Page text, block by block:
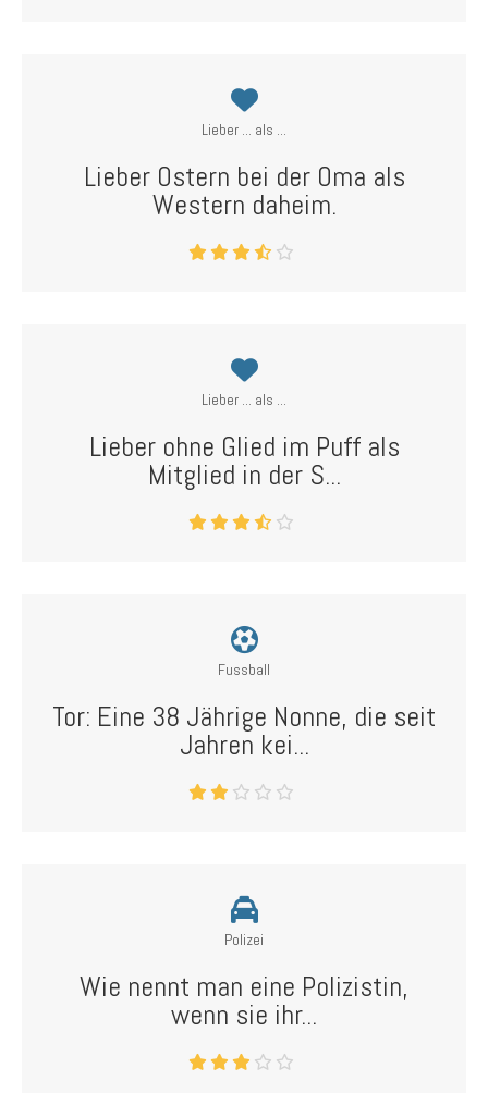
Lieber ... als ...
Lieber Ostern bei der Oma als
Western daheim.
Lieber ... als ...
Lieber ohne Glied im Puff als
Mitglied in der S...
Fussball
Tor: Eine 38 Jährige Nonne, die seit
Jahren kei...
Polizei
Wie nennt man eine Polizistin,
wenn sie ihr...